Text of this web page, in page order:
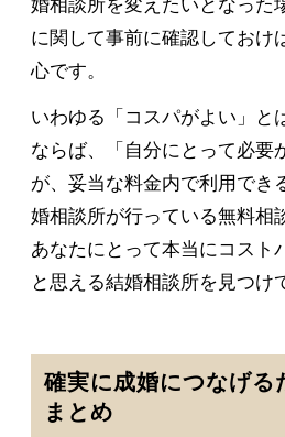
婚相談所を変えたいとなった
に関して事前に確認しておけ
心です。
いわゆる「コスパがよい」と
ならば、「自分にとって必要
が、妥当な料金内で利用でき
婚相談所が行っている無料相
あなたにとって本当にコスト
と思える結婚相談所を見つけ
確実に成婚につなげる
まとめ